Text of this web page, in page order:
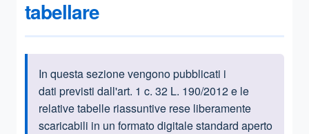
tabellare
Informazioni introduttive
In questa sezione vengono pubblicati i
dati previsti dall'art. 1 c. 32 L. 190/2012 e le
relative tabelle riassuntive rese liberamente
scaricabili in un formato digitale standard aperto